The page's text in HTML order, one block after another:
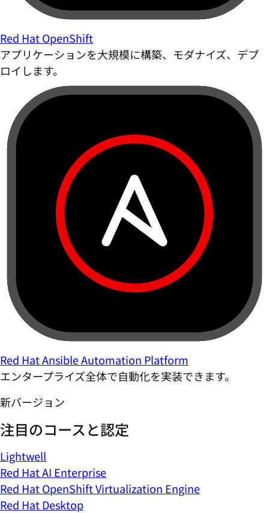
Red Hat OpenShift
アプリケーションを大規模に構築、モダナイズ、デプ
ロイします。
Red Hat Ansible Automation Platform
エンタープライズ全体で自動化を実装できます。
新バージョン
注目のコースと認定
Lightwell
Red Hat AI Enterprise
Red Hat OpenShift Virtualization Engine
Red Hat Desktop